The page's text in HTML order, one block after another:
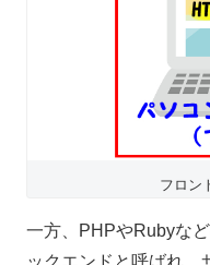
フロン
一方、PHPやRubyな